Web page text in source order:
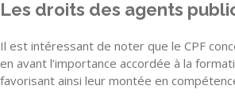
Les droits des agents
Il est intéressant de noter que le CPF
en avant l’importance accordée à la
favorisant ainsi leur montée en